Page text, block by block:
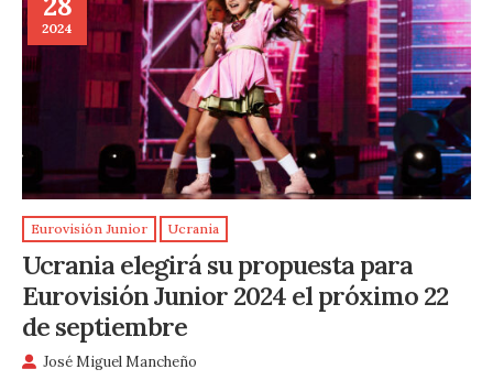
2024
Eurovisión Junior Ucrania
Ucrania elegirá su propuesta para
Eurovisión Junior 2024 el próximo 22
de septiembre
José Miguel Mancheño